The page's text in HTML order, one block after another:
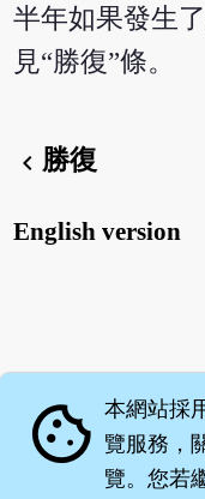
半年如果發生
見“勝復”條。
chevron_left勝復
English version
cookie 本網站採
覽服務，
覽。您若